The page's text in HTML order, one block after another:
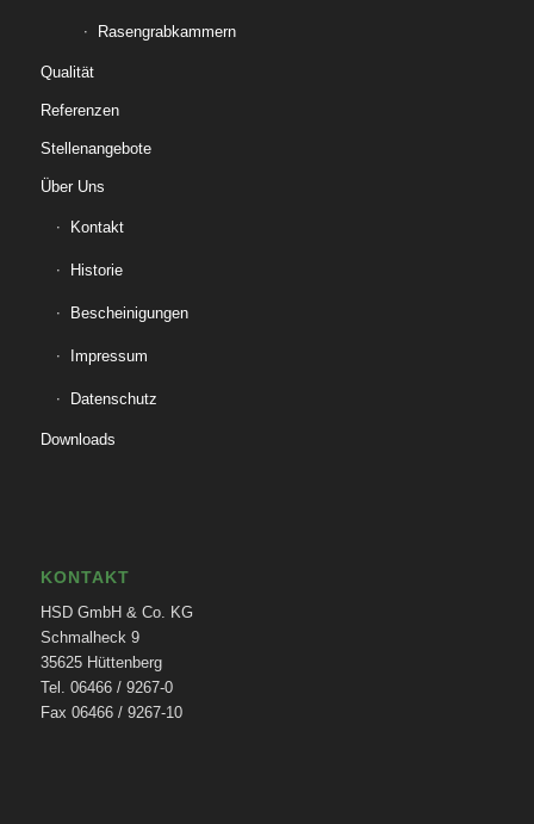
Rasengrabkammern
Qualität
Referenzen
Stellenangebote
Über Uns
Kontakt
Historie
Bescheinigungen
Impressum
Datenschutz
Downloads
KONTAKT
HSD GmbH & Co. KG
Schmalheck 9
35625 Hüttenberg
Tel. 06466 / 9267-0
Fax 06466 / 9267-10